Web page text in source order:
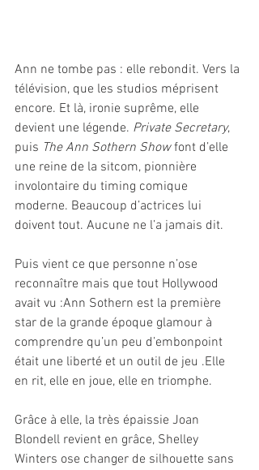
Ann ne tombe pas : elle rebondit. Vers la
télévision, que les studios méprisent
encore. Et là, ironie suprême, elle
devient une légende. Private Secretary,
puis The Ann Sothern Show font d’elle
une reine de la sitcom, pionnière
involontaire du timing comique
moderne. Beaucoup d’actrices lui
doivent tout. Aucune ne l’a jamais dit.
Puis vient ce que personne n’ose
reconnaître mais que tout Hollywood
avait vu :Ann Sothern est la première
star de la grande époque glamour à
comprendre qu’un peu d’embonpoint
était une liberté et un outil de jeu .Elle
en rit, elle en joue, elle en triomphe.
Grâce à elle, la très épaissie Joan
Blondell revient en grâce, Shelley
Winters ose changer de silhouette sans